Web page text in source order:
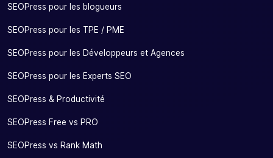
SEOPress pour les blogueurs
SEOPress pour les TPE / PME
SEOPress pour les Développeurs et Agences
SEOPress pour les Experts SEO
SEOPress & Productivité
SEOPress Free vs PRO
SEOPress vs Rank Math